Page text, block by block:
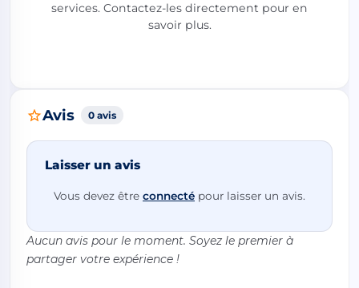
services. Contactez-les directement pour en
savoir plus.
Avis 0 avis
Laisser un avis
Vous devez être connecté pour laisser un avis.
Aucun avis pour le moment. Soyez le premier à
partager votre expérience !